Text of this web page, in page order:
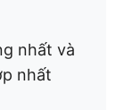
nhất và
nhất